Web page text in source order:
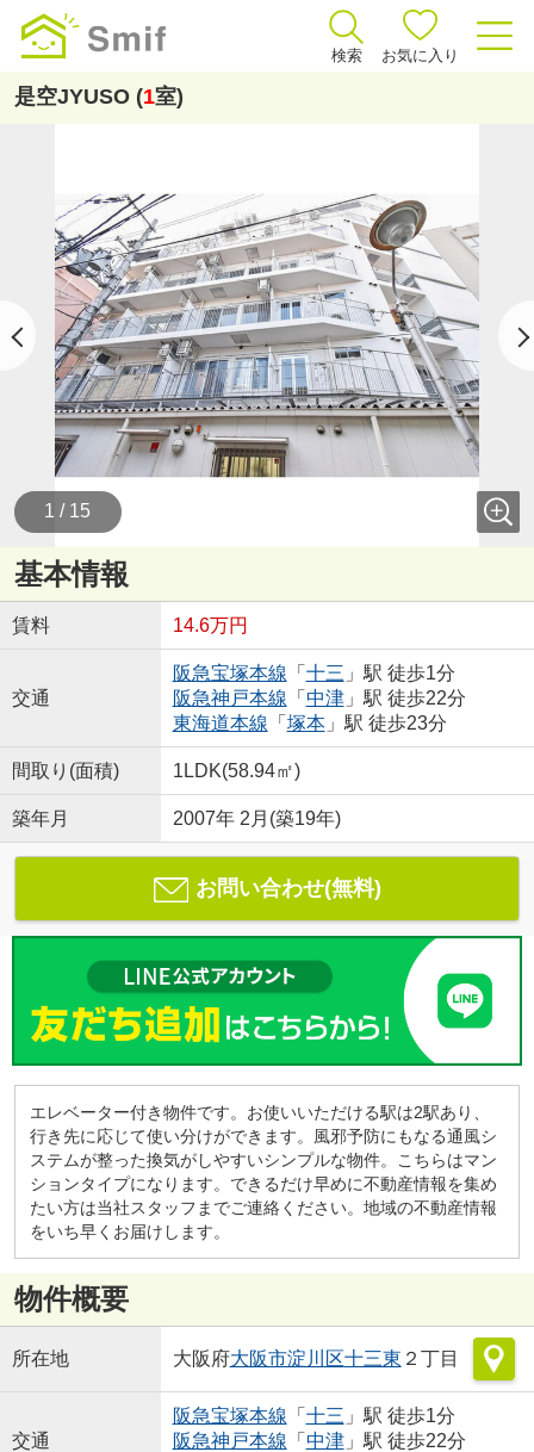
検索 お気に入り
是空JYUSO (1室)
1 / 15
基本情報
賃料 14.6万円
交通
阪急宝塚本線 「 十三 」駅 徒歩1分
阪急神戸本線 「 中津」駅 徒歩22分
東海道本線 「 塚本」駅 徒歩23分
間取り(面積) 1LDK(58.94㎡)
築年月 2007年 2月(築19年)
お問い合わせ(無料)
エレベーター付き物件です。お使いいただける駅は2駅あり、
行き先に応じて使い分けができます。風邪予防にもなる通風シ
ステムが整った換気がしやすいシンプルな物件。こちらはマン
ションタイプになります。できるだけ早めに不動産情報を集め
たい方は当社スタッフまでご連絡ください。地域の不動産情報
をいち早くお届けします。
物件概要
所在地 大阪府大阪市淀川区十三東 ２丁目
交通
阪急宝塚本線 「 十三 」駅 徒歩1分
阪急神戸本線 「 中津」駅 徒歩22分